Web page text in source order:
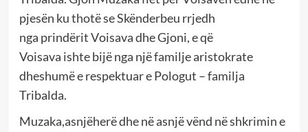
pjesën ku thotë se Skënderbeu rrjedh
nga prindëritVoisavadheGjoni,eqë
Voisava ishtebijë nga një familje aristokrate
dheshumë e respektuar e Pologut – familja
Tribalda.
Muzaka,asnjëherë dhe në asnjë vënd në shkrimin e